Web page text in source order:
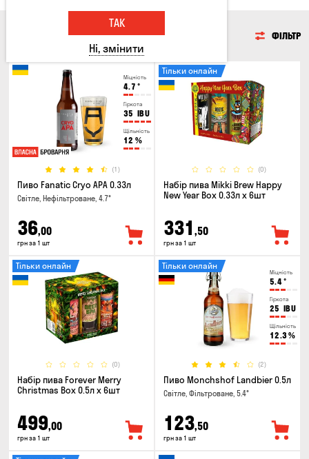
ФІЛЬТР
Міцність
4.7 °
Гіркота
35 IBU
Щільність
12 %
(1)
Пиво Fanatic Cryo APA 0.33л
Світле, Нефільтроване, 4.7°
36,00
грн за 1 шт
(0)
Тільки онлайн
Набір пива Mikki Brew Happy
New Year Box 0.33л x 6шт
331 ,50
грн за 1 шт
(0)
Тільки онлайн
Набір пива Forever Merry
Christmas Box 0.5л x 6шт
499,00
грн за 1 шт
Міцність
5.4°
Гіркота
25 IBU
Щільність
12.3%
(2)
Тільки онлайн
Пиво Monchshof Landbier 0.5л
Світле, Фільтроване, 5.4°
123,50
грн за 1 шт
ТАК
Ні, змінити